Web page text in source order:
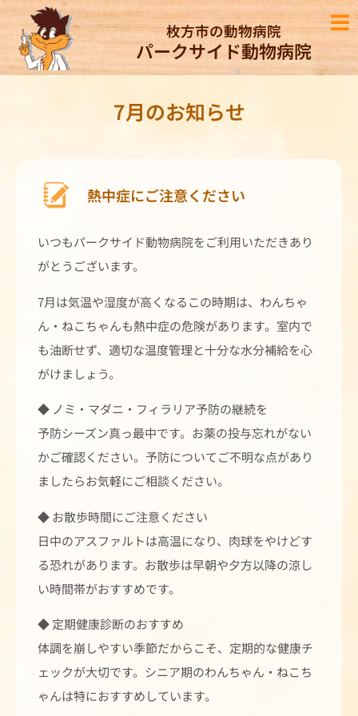
枚方市の動物病院
パークサイド動物病院
7月のお知らせ
熱中症にご注意ください
いつもパークサイド動物病院をご利用いただきあり
がとうございます。
7月は気温や湿度が高くなるこの時期は、わんちゃ
ん・ねこちゃんも熱中症の危険があります。室内で
も油断せず、適切な温度管理と十分な水分補給を心
がけましょう。
◆ ノミ・マダニ・フィラリア予防の継続を
予防シーズン真っ最中です。お薬の投与忘れがない
かご確認ください。予防についてご不明な点があり
ましたらお気軽にご相談ください。
◆ お散歩時間にご注意ください
日中のアスファルトは高温になり、肉球をやけどす
る恐れがあります。お散歩は早朝や夕方以降の涼し
い時間帯がおすすめです。
◆ 定期健康診断のおすすめ
体調を崩しやすい季節だからこそ、定期的な健康チ
ェックが大切です。シニア期のわんちゃん・ねこち
ゃんは特におすすめしています。